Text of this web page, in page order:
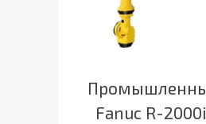
Fanuc R-